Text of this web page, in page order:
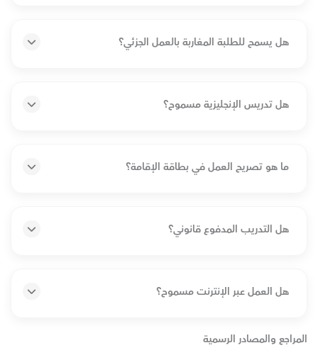
هل يسمح للطلبة المغاربة بالعمل الجزئي؟
هل تدريس الإنجليزية مسموح؟
ما هو تصريح العمل في بطاقة الإقامة؟
هل التدريب المدفوع قانوني؟
هل العمل عبر الإنترنت مسموح؟
المراجع والمصادر الرسمية